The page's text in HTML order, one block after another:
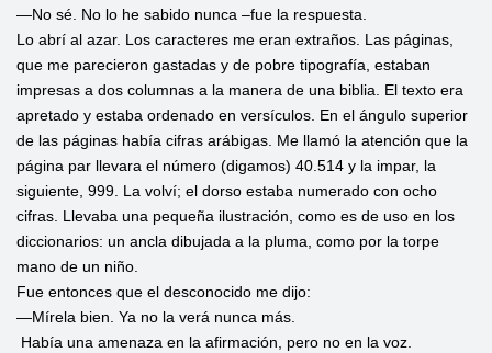
—No sé. No lo he sabido nunca –fue la respuesta.
Lo abrí al azar. Los caracteres me eran extraños. Las páginas,
que me parecieron gastadas y de pobre tipografía, estaban
impresas a dos columnas a la manera de una biblia. El texto era
apretado y estaba ordenado en versículos. En el ángulo superior
de las páginas había cifras arábigas. Me llamó la atención que la
página par llevara el número (digamos) 40.514 y la impar, la
siguiente, 999. La volví; el dorso estaba numerado con ocho
cifras. Llevaba una pequeña ilustración, como es de uso en los
diccionarios: un ancla dibujada a la pluma, como por la torpe
mano de un niño.
Fue entonces que el desconocido me dijo:
—Mírela bien. Ya no la verá nunca más.
Había una amenaza en la afirmación, pero no en la voz.